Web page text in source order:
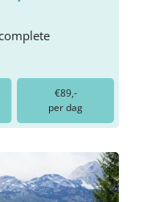
€89,-
per dag